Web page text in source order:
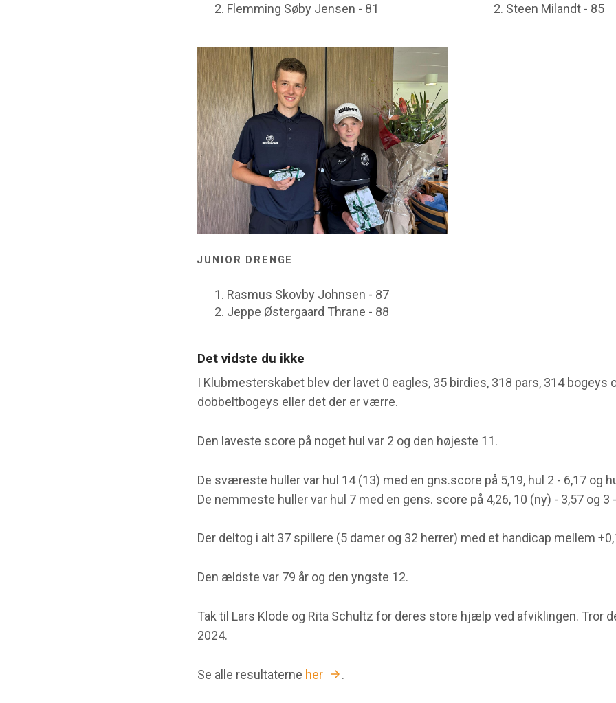
Flemming Søby Jensen - 81
Steen Milandt - 85
JUNIOR DRENGE
Rasmus Skovby Johnsen - 87
Jeppe Østergaard Thrane - 88
Det vidste du ikke
I Klubmesterskabet blev der lavet 0 eagles, 35 birdies, 318 pars, 314 bogeys
dobbeltbogeys eller det der er værre.
Den laveste score på noget hul var 2 og den højeste 11.
De sværeste huller var hul 14 (13) med en gns.score på 5,19, hul 2 - 6,17 og
De nemmeste huller var hul 7 med en gens. score på 4,26, 10 (ny) - 3,57 og 3
Der deltog i alt 37 spillere (5 damer og 32 herrer) med et handicap mellem
Den ældste var 79 år og den yngste 12.
Tak til Lars Klode og Rita Schultz for deres store hjælp ved afviklingen. Tror
2024.
Se alle resultaterne her .